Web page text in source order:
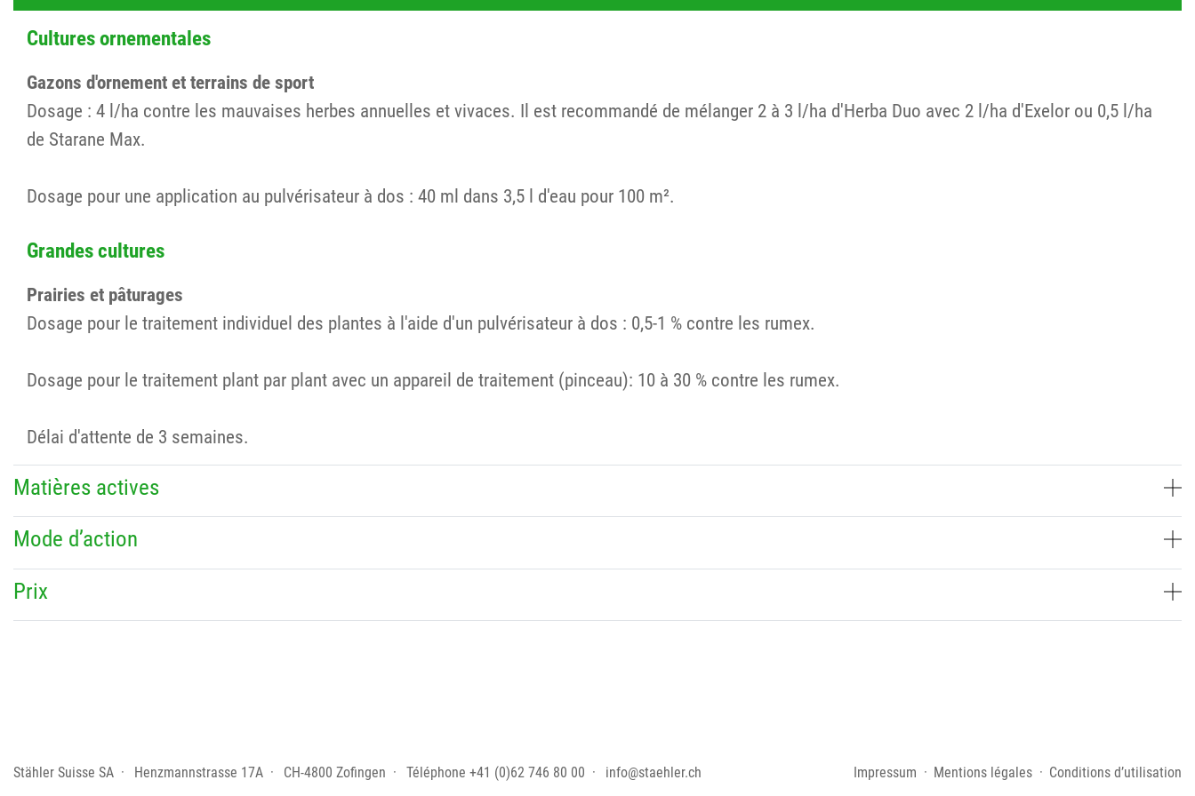
Cultures ornementales
Gazons d'ornement et terrains de sport
Dosage : 4 l/ha contre les mauvaises herbes annuelles et vivaces. Il est recommandé de mélanger 2 à 3 l/ha d'Herba Duo avec 2 l/ha d'Exelor ou 0,5 l/ha
de Starane Max.
Dosage pour une application au pulvérisateur à dos : 40 ml dans 3,5 l d'eau pour 100 m².
Grandes cultures
Prairies et pâturages
Dosage pour le traitement individuel des plantes à l'aide d'un pulvérisateur à dos : 0,5-1 % contre les rumex.
Dosage pour le traitement plant par plant avec un appareil de traitement (pinceau): 10 à 30 % contre les rumex.
Délai d'attente de 3 semaines.
Matières actives
Mode d’action
Prix
Stähler Suisse SA Henzmannstrasse 17A CH-4800 Zofingen Téléphone +41 (0)62 746 80 00 info@staehler.ch Impressum Mentions légales Conditions d’utilisation